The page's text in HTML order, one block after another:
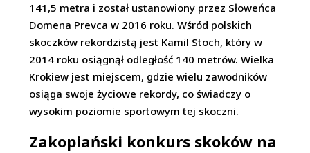
141,5 metra i został ustanowiony przez Słoweńca
Domena Prevca w 2016 roku. Wśród polskich
skoczków rekordzistą jest Kamil Stoch, który w
2014 roku osiągnął odległość 140 metrów. Wielka
Krokiew jest miejscem, gdzie wielu zawodników
osiąga swoje życiowe rekordy, co świadczy o
wysokim poziomie sportowym tej skoczni.
Zakopiański konkurs skoków na